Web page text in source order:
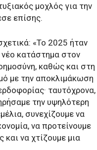
μοχλός για την
επίσης.
«Το 2025 ήταν
κατάστημα στον
καθώς και στη
με την αποκλιμάκωση
ταυτόχρονα,
την υψηλότερη
συνεχίζουμε να
να προτείνουμε
και να χτίζουμε μια